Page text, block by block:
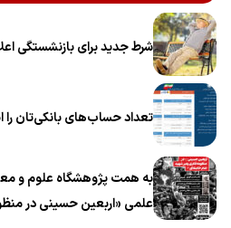
شرط جدید برای بازنشستگی
تعداد حساب‌های بانکی‌تان را
به همت پژوهشگاه علوم و
علمی «اربعین حسینی در